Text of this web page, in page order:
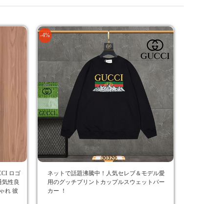
ロゴ
性良
れ 彼
-4%
ネットで話題沸騰中！人気セレブ＆モデル愛
用のグッチプリントカップルスウェットパー
カー ！